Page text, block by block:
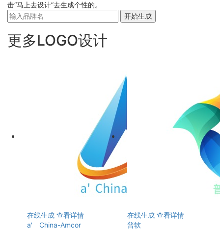
击“马上去设计”去生成个性的。
开始生成
更多LOGO设计
在线生成 查看详情
a'ゞChina-Amcor
在线生成 查看详情
普软